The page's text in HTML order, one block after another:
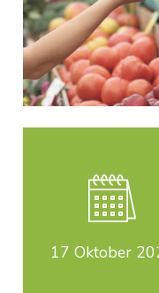
17 Oktober